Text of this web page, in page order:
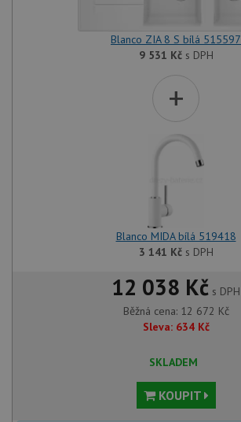
Blanco ZIA 8 S bílá 515597
9 531 Kčs DPH
+
Blanco MIDA bílá 519418
3 141 Kčs DPH
12 038 Kč s DPH
Běžná cena: 12 672 Kč
Sleva: 634 Kč
SKLADEM
KOUPIT